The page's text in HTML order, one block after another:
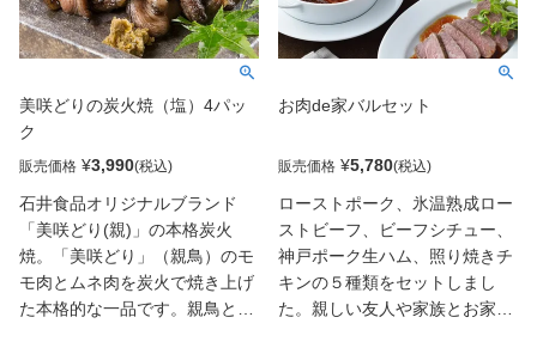
美咲どりの炭火焼（塩）4パッ
ク
販売価格 ¥3,990
石井食品オリジナルブランド
「美咲どり(親)」の本格炭火
焼。「美咲どり」（親鳥）のモ
モ肉とムネ肉を炭火で焼き上げ
た本格的な一品です。親鳥とい
お肉de家バルセット
販売価格 ¥5,780
ローストポーク、氷温熟成ロー
ストビーフ、ビーフシチュー、
神戸ポーク生ハム、照り焼きチ
キンの５種類をセットしまし
た。親しい友人や家族とお家の